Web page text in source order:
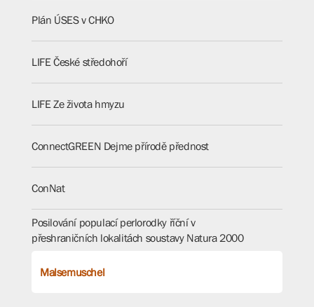
Plán ÚSES v CHKO
LIFE České středohoří
LIFE Ze života hmyzu
ConnectGREEN Dejme přírodě přednost
ConNat
Posilování populací perlorodky říční v
přeshraničních lokalitách soustavy Natura 2000
Malsemuschel